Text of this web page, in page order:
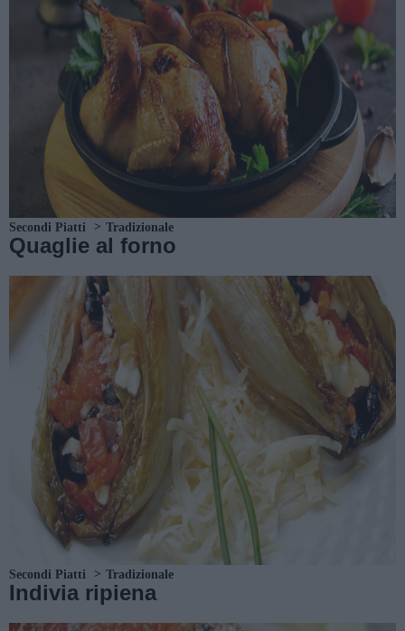
Secondi Piatti Tradizionale
Quaglie al forno
Secondi Piatti Tradizionale
Indivia ripiena